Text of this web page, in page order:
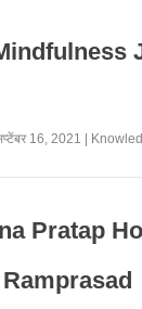
16, 2021
Pratap